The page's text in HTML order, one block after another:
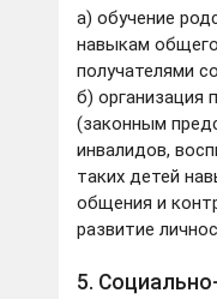
а) обучение
навыкам
получателями
б) организация
(законным
инвалидов,
таких детей
общения и
развитие
5.